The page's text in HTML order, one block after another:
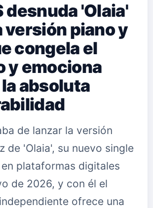
desnuda 'Olaia'
versión piano y
congela el
y emociona
absoluta
de lanzar la versión
de 'Olaia', su nuevo single
plataformas digitales
de 2026, y con él el
ofrece una